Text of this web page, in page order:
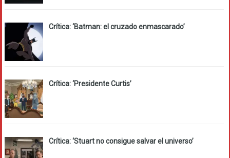
Crítica: ‘Batman: el cruzado enmascarado’
Crítica: ‘Presidente Curtis’
Crítica: ‘Stuart no consigue salvar el universo’